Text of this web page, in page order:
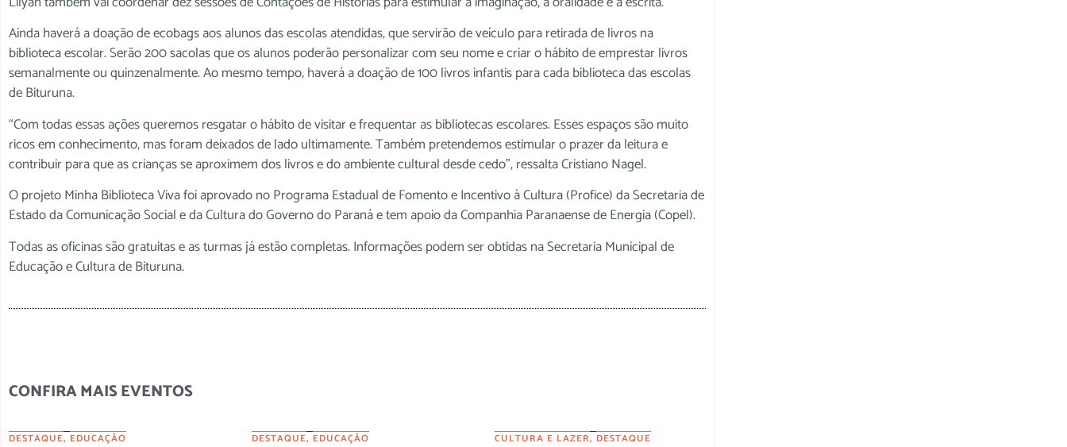
Ainda haverá a doação de ecobags aos alunos das escolas atendidas, que servirão de veículo para retirada de livros na
biblioteca escolar. Serão 200 sacolas que os alunos poderão personalizar com seu nome e criar o hábito de emprestar livros
semanalmente ou quinzenalmente. Ao mesmo tempo, haverá a doação de 100 livros infantis para cada biblioteca das escolas
de Bituruna.
“Com todas essas ações queremos resgatar o hábito de visitar e frequentar as bibliotecas escolares. Esses espaços são muito
ricos em conhecimento, mas foram deixados de lado ultimamente. Também pretendemos estimular o prazer da leitura e
contribuir para que as crianças se aproximem dos livros e do ambiente cultural desde cedo”, ressalta Cristiano Nagel.
O projeto Minha Biblioteca Viva foi aprovado no Programa Estadual de Fomento e Incentivo à Cultura (Profice) da Secretaria de
Estado da Comunicação Social e da Cultura do Governo do Paraná e tem apoio da Companhia Paranaense de Energia (Copel).
Todas as oficinas são gratuitas e as turmas já estão completas. Informações podem ser obtidas na Secretaria Municipal de
Educação e Cultura de Bituruna.
CONFIRA MAIS EVENTOS
DESTAQUE, EDUCAÇÃO DESTAQUE, EDUCAÇÃO CULTURA E LAZER, DESTAQUE